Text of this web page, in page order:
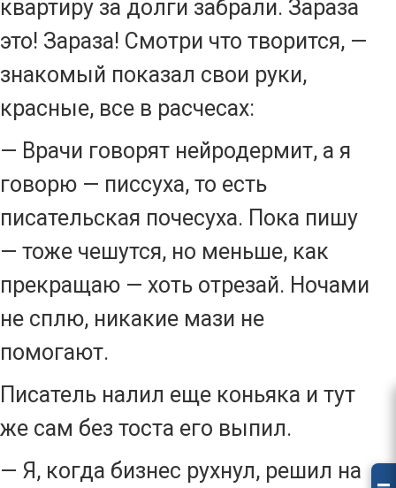
квартиру за долги забрали. Зараза
это! Зараза! Смотри что творится, —
знакомый показал свои руки,
красные, все в расчесах:
— Врачи говорят нейродермит, а я
говорю — писсуха, то есть
писательская почесуха. Пока пишу
— тоже чешутся, но меньше, как
прекращаю — хоть отрезай. Ночами
не сплю, никакие мази не
помогают.
Писатель налил еще коньяка и тут
же сам без тоста его выпил.
— Я, когда бизнес рухнул, решил на